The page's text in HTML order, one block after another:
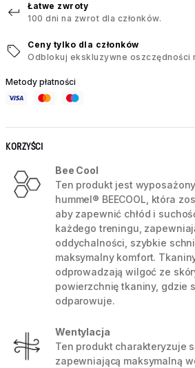
Łatwe zwroty
100 dni na zwrot dla członków.
Ceny tylko dla członków
Odblokuj ekskluzywne oszczędności
Metody płatności
KORZYŚCI
Bee Cool
Ten produkt jest
hummel® BEECOOL, która
aby zapewnić chłód i
każdego treningu,
oddychalności, szybkie
maksymalny komfort. Tkaniny
odprowadzają wilgoć ze
powierzchnię tkaniny, gdzie
odparowuje.
Wentylacja
Ten produkt charakteryzuje
zapewniającą maksymalną